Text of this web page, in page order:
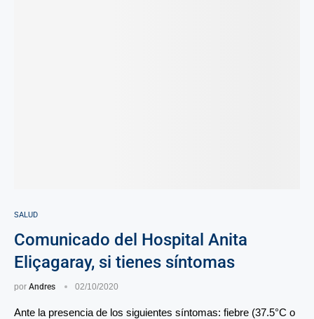
SALUD
Comunicado del Hospital Anita
Eliçagaray, si tienes síntomas
por Andres 02/10/2020
Ante la presencia de los siguientes síntomas: fiebre (37.5°C o